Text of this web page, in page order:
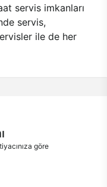
servis imkanları
servis,
ile de her
göre